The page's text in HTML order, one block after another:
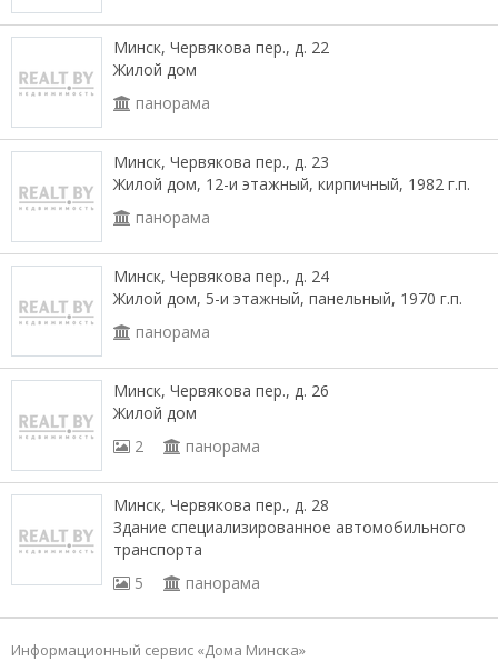
Минск, Червякова пер., д. 22
Жилой дом
панорама
Минск, Червякова пер., д. 23
Жилой дом, 12-и этажный, кирпичный, 1982 г.п.
панорама
Минск, Червякова пер., д. 24
Жилой дом, 5-и этажный, панельный, 1970 г.п.
панорама
Минск, Червякова пер., д. 26
Жилой дом
2
панорама
Минск, Червякова пер., д. 28
Здание специализированное автомобильного
транспорта
5
панорама
Информационный сервис «Дома Минска»